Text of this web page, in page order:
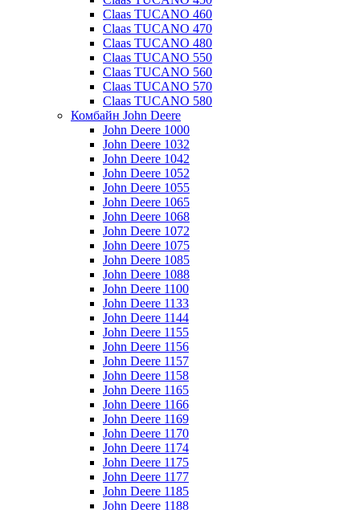
Claas TUCANO 460
Claas TUCANO 470
Claas TUCANO 480
Claas TUCANO 550
Claas TUCANO 560
Claas TUCANO 570
Claas TUCANO 580
Комбайн John Deere
John Deere 1000
John Deere 1032
John Deere 1042
John Deere 1052
John Deere 1055
John Deere 1065
John Deere 1068
John Deere 1072
John Deere 1075
John Deere 1085
John Deere 1088
John Deere 1100
John Deere 1133
John Deere 1144
John Deere 1155
John Deere 1156
John Deere 1157
John Deere 1158
John Deere 1165
John Deere 1166
John Deere 1169
John Deere 1170
John Deere 1174
John Deere 1175
John Deere 1177
John Deere 1185
John Deere 1188